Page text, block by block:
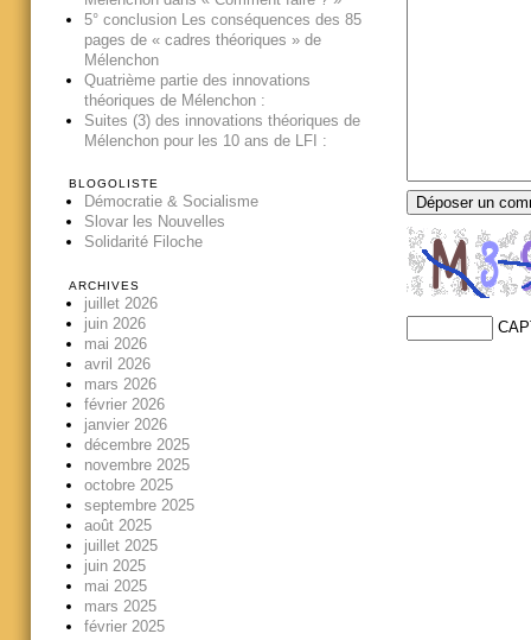
5° conclusion Les conséquences des 85
pages de « cadres théoriques » de
Mélenchon
Quatrième partie des innovations
théoriques de Mélenchon :
Suites (3) des innovations théoriques de
Mélenchon pour les 10 ans de LFI :
BLOGOLISTE
Démocratie & Socialisme
Slovar les Nouvelles
Solidarité Filoche
ARCHIVES
juillet 2026
juin 2026
mai 2026
avril 2026
mars 2026
février 2026
janvier 2026
décembre 2025
novembre 2025
octobre 2025
septembre 2025
août 2025
juillet 2025
juin 2025
mai 2025
mars 2025
février 2025